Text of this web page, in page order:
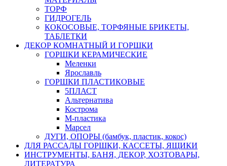
ТОРФ
ГИДРОГЕЛЬ
КОКОСОВЫЕ, ТОРФЯНЫЕ БРИКЕТЫ,
ТАБЛЕТКИ
ДЕКОР КОМНАТНЫЙ И ГОРШКИ
ГОРШКИ КЕРАМИЧЕСКИЕ
Меленки
Ярославль
ГОРШКИ ПЛАСТИКОВЫЕ
5ПЛАСТ
Альтернатива
Кострома
М-пластика
Марсел
ДУГИ, ОПОРЫ (бамбук, пластик, кокос)
ДЛЯ РАССАДЫ ГОРШКИ, КАССЕТЫ, ЯЩИКИ
ИНСТРУМЕНТЫ, БАНЯ, ДЕКОР, ХОЗТОВАРЫ,
ЛИТЕРАТУРА